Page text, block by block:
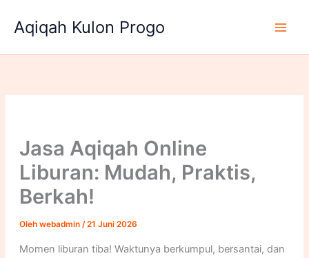
konten
Aqiqah Kulon Progo
Jasa Aqiqah Online
Liburan: Mudah, Praktis,
Berkah!
Oleh webadmin /21 Juni 2026
Momen liburan tiba! Waktunya berkumpul, bersantai, dan